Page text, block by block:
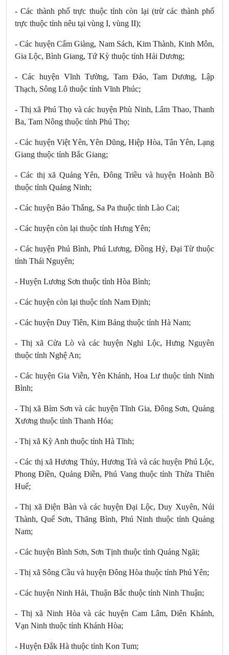
- Các thành phố trực thuộc tỉnh còn lại (trừ các thành phố
trực thuộc tỉnh nêu tại vùng I, vùng II);
- Các huyện Cẩm Giàng, Nam Sách, Kim Thành, Kinh Môn,
Gia Lộc, Bình Giang, Tứ Kỳ thuộc tỉnh Hải Dương;
- Các huyện Vĩnh Tường, Tam Đảo, Tam Dương, Lập
Thạch, Sông Lô thuộc tỉnh Vĩnh Phúc;
- Thị xã Phú Thọ và các huyện Phù Ninh, Lâm Thao, Thanh
Ba, Tam Nông thuộc tỉnh Phú Thọ;
- Các huyện Việt Yên, Yên Dũng, Hiệp Hòa, Tân Yên, Lạng
Giang thuộc tỉnh Bắc Giang;
- Các thị xã Quảng Yên, Đông Triều và huyện Hoành Bồ
thuộc tỉnh Quảng Ninh;
- Các huyện Bảo Thắng, Sa Pa thuộc tỉnh Lào Cai;
- Các huyện còn lại thuộc tỉnh Hưng Yên;
- Các huyện Phú Bình, Phú Lương, Đồng Hỷ, Đại Từ thuộc
tỉnh Thái Nguyên;
- Huyện Lương Sơn thuộc tỉnh Hòa Bình;
- Các huyện còn lại thuộc tỉnh Nam Định;
- Các huyện Duy Tiên, Kim Bảng thuộc tỉnh Hà Nam;
- Thị xã Cửa Lò và các huyện Nghi Lộc, Hưng Nguyên
thuộc tỉnh Nghệ An;
- Các huyện Gia Viễn, Yên Khánh, Hoa Lư thuộc tỉnh Ninh
Bình;
- Thị xã Bỉm Sơn và các huyện Tĩnh Gia, Đông Sơn, Quảng
Xương thuộc tỉnh Thanh Hóa;
- Thị xã Kỳ Anh thuộc tỉnh Hà Tĩnh;
- Các thị xã Hương Thủy, Hương Trà và các huyện Phú Lộc,
Phong Điền, Quảng Điền, Phú Vang thuộc tỉnh Thừa Thiên
Huế;
- Thị xã Điện Bàn và các huyện Đại Lộc, Duy Xuyên, Núi
Thành, Quế Sơn, Thăng Bình, Phú Ninh thuộc tỉnh Quảng
Nam;
- Các huyện Bình Sơn, Sơn Tịnh thuộc tỉnh Quảng Ngãi;
- Thị xã Sông Cầu và huyện Đông Hòa thuộc tỉnh Phú Yên;
- Các huyện Ninh Hải, Thuận Bắc thuộc tỉnh Ninh Thuận;
- Thị xã Ninh Hòa và các huyện Cam Lâm, Diên Khánh,
Vạn Ninh thuộc tỉnh Khánh Hòa;
- Huyện Đắk Hà thuộc tỉnh Kon Tum;